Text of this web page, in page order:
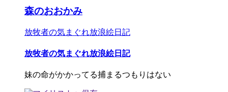
森のおおかみ
放牧者の気まぐれ放浪絵日記
放牧者の気まぐれ放浪絵日記
妹の命がかかってる捕まるつもりはない